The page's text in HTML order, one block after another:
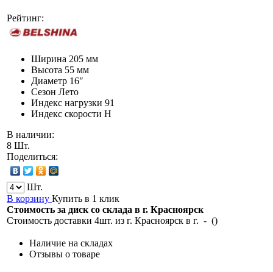
Рейтинг:
Ширина 205 мм
Высота 55 мм
Диаметр 16″
Сезон Лето
Индекс нагрузки 91
Индекс скорости H
В наличии:
8 Шт.
Поделиться:
Шт.
В корзину Купить в 1 клик
Стоимость за диск со склада в г. Красноярск
Стоимость доставки 4шт. из г. Красноярск в г. - ()
Наличие на складах
Отзывы о товаре